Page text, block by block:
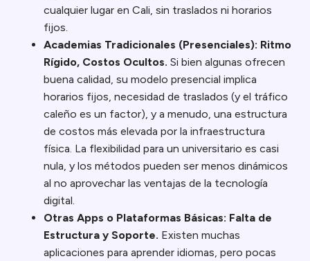
cualquier lugar en Cali, sin traslados ni horarios
fijos.
Academias Tradicionales (Presenciales): Ritmo
Rígido, Costos Ocultos. Si bien algunas ofrecen
buena calidad, su modelo presencial implica
horarios fijos, necesidad de traslados (y el tráfico
caleño es un factor), y a menudo, una estructura
de costos más elevada por la infraestructura
física. La flexibilidad para un universitario es casi
nula, y los métodos pueden ser menos dinámicos
al no aprovechar las ventajas de la tecnología
digital.
Otras Apps o Plataformas Básicas: Falta de
Estructura y Soporte. Existen muchas
aplicaciones para aprender idiomas, pero pocas